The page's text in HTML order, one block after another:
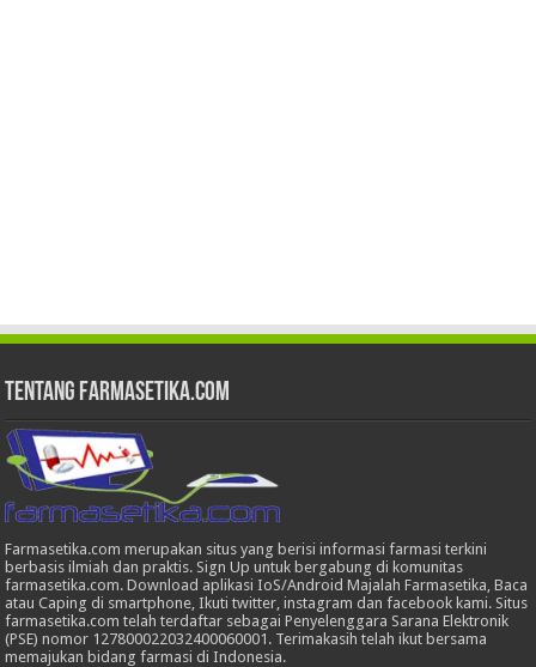
Tentang Farmasetika.com
Farmasetika.com merupakan situs yang berisi informasi farmasi terkini
berbasis ilmiah dan praktis. Sign Up untuk bergabung di komunitas
farmasetika.com. Download aplikasi IoS/Android Majalah Farmasetika, Baca
atau Caping di smartphone, Ikuti twitter, instagram dan facebook kami. Situs
farmasetika.com telah terdaftar sebagai Penyelenggara Sarana Elektronik
(PSE) nomor 127800022032400060001. Terimakasih telah ikut bersama
memajukan bidang farmasi di Indonesia.